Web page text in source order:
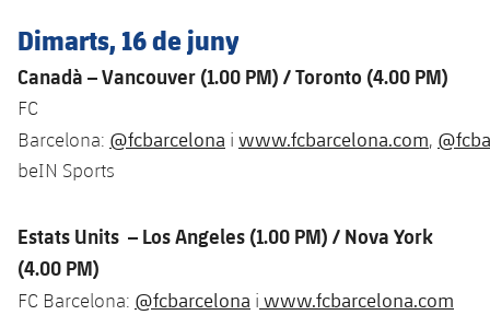
Classificació
Jugadors
Fotos
Palmarès
Jugadors
Classificació
Junior
Infantil
Informació general
plusicon
més
Actualitat
Femení
Bàsquet en cadira de rodes
plusicon
més
Actualitat
Jugadors
Hockey gel
plusicon
més
Actualitat
Hoquei herba
plusicon
més
Dimarts, 16 de juny
Canadà – Vancouver (1.00 PM) / Toronto (4.00 PM)
FC
Barcelona: @fcbarcelona i www.fcbarcelona.com,
beIN Sports
Estats Units – Los Angeles (1.00 PM) / Nova York
(4.00 PM)
FC Barcelona: @fcbarcelona i www.fcbarcelona.com